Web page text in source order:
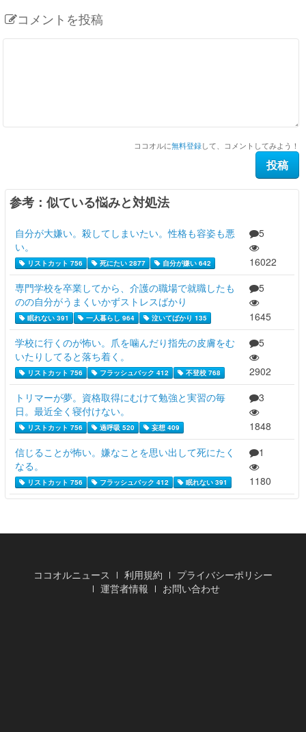
コメントを投稿
ココオルに無料登録して、コメントしてみよう！
参考：似ている悩みと対処法
自分が大嫌い。殺してしまいたい。性格も容姿も悪
い。
リストカット 756 死にたい 2877 自分が嫌い 642
5
16022
専門学校を卒業してから、介護の職場で就職したも
のの自分がうまくいかずストレスばかり
眠れない 391 一人暮らし 964 泣いてばかり 135
5
1645
学校に行くのが怖い。爪を噛んだり指先の皮膚をむ
いたりしてると落ち着く。
リストカット 756 フラッシュバック 412 不登校 768
5
2902
トリマーが夢。資格取得にむけて勉強と実習の毎
日。最近全く寝付けない。
リストカット 756 過呼吸 520 妄想 409
3
1848
信じることが怖い。嫌なことを思い出して死にたく
なる。
リストカット 756 フラッシュバック 412 眠れない 391
1
1180
ココオルニュース 利用規約
プライバシーポリシー
運営者情報
お問い合わせ